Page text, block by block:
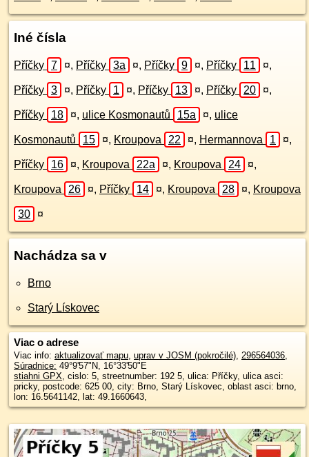
Iné čísla
Příčky 7 ¤, Příčky 3a ¤, Příčky 9 ¤, Příčky 11 ¤,
Příčky 3 ¤, Příčky 1 ¤, Příčky 13 ¤, Příčky 20 ¤,
Příčky 18 ¤, ulice Kosmonautů 15a ¤, ulice
Kosmonautů 15 ¤, Kroupova 22 ¤, Hermannova 1 ¤,
Příčky 16 ¤, Kroupova 22a ¤, Kroupova 24 ¤,
Kroupova 26 ¤, Příčky 14 ¤, Kroupova 28 ¤, Kroupova
30 ¤
Nachádza sa v
Brno
Starý Lískovec
Viac o adrese
Viac info: aktualizovať mapu, uprav v JOSM (pokročilé), 296564036,
Súradnice: 49°9'57"N, 16°33'50"E
stiahni GPX, cislo: 5, streetnumber: 192 5, ulica: Příčky, ulica asci:
pricky, postcode: 625 00, city: Brno, Starý Lískovec, oblast asci: brno,
lon: 16.5641142, lat: 49.1660643,